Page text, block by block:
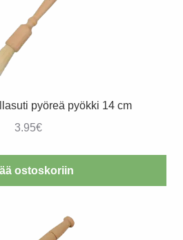
pyöreä pyökki 14 cm
3.95€
ostoskoriin